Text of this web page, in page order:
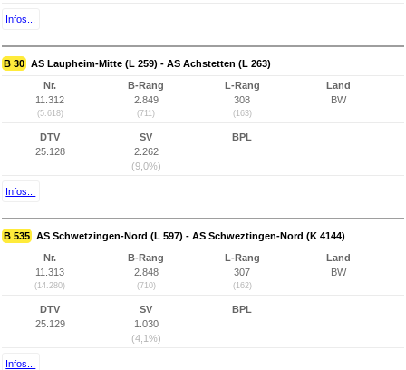
Infos...
B 30 AS Laupheim-Mitte (L 259) - AS Achstetten (L 263)
Nr.
11.312
(5.618)
B-Rang
2.849
(711)
L-Rang
308
(163)
Land
BW
DTV
25.128
SV
2.262
(9,0%)
BPL
Infos...
B 535 AS Schwetzingen-Nord (L 597) - AS Schweztingen-Nord (K 4144)
Nr.
11.313
(14.280)
B-Rang
2.848
(710)
L-Rang
307
(162)
Land
BW
DTV
25.129
SV
1.030
(4,1%)
BPL
Infos...